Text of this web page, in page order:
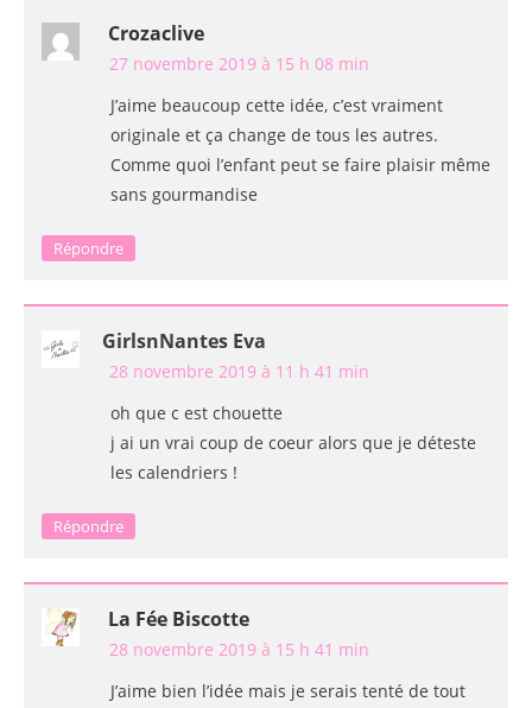
Crozaclive
27 novembre 2019 à 15 h 08 min
J’aime beaucoup cette idée, c’est vraiment
originale et ça change de tous les autres.
Comme quoi l’enfant peut se faire plaisir même
sans gourmandise
Répondre
GirlsnNantes Eva
28 novembre 2019 à 11 h 41 min
oh que c est chouette
j ai un vrai coup de coeur alors que je déteste
les calendriers !
Répondre
La Fée Biscotte
28 novembre 2019 à 15 h 41 min
J’aime bien l’idée mais je serais tenté de tout